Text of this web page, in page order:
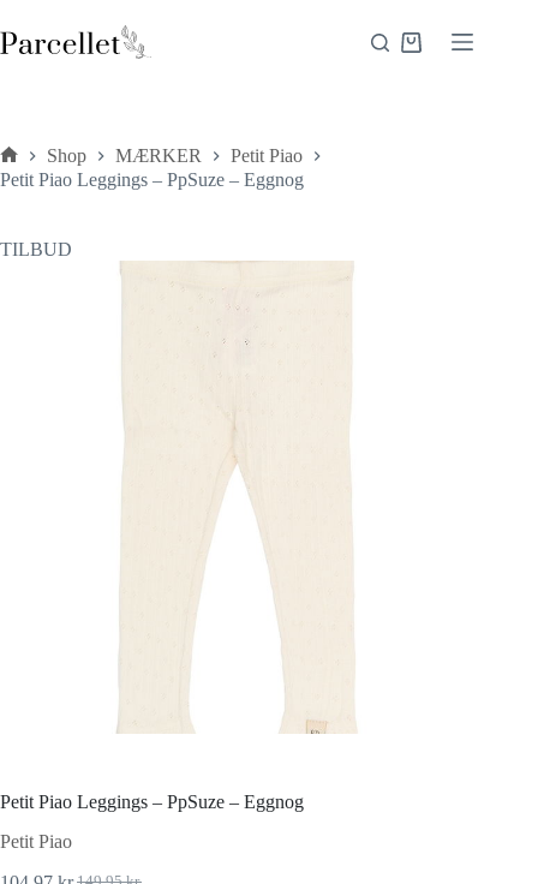
til
indhold
Indkøbskurv
Forside
Shop MÆRKER
Petit Piao
Petit Piao Leggings – PpSuze – Eggnog
TILBUD
Petit Piao Leggings – PpSuze – Eggnog
Petit Piao